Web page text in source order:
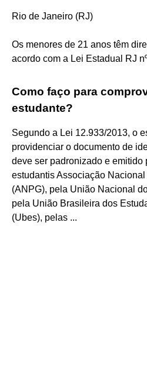
Rio de Janeiro (RJ)
Os menores de 21 anos têm
acordo com a Lei Estadual RJ
Como faço para
estudante?
Segundo a Lei 12.933/2013, o
providenciar o documento de
deve ser padronizado e emitido
estudantis Associação
(ANPG), pela União Nacional
pela União Brasileira dos
(Ubes), pelas ...